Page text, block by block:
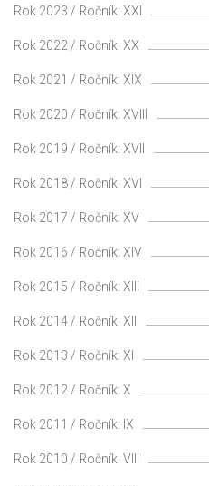
Rok 2023 / Ročník: XXI
Rok 2022 / Ročník: XX
Rok 2021 / Ročník: XIX
Rok 2020 / Ročník: XVIII
Rok 2019 / Ročník: XVII
Rok 2018 / Ročník: XVI
Rok 2017 / Ročník: XV
Rok 2016 / Ročník: XIV
Rok 2015 / Ročník: XIII
Rok 2014 / Ročník: XII
Rok 2013 / Ročník: XI
Rok 2012 / Ročník: X
Rok 2011 / Ročník: IX
Rok 2010 / Ročník: VIII